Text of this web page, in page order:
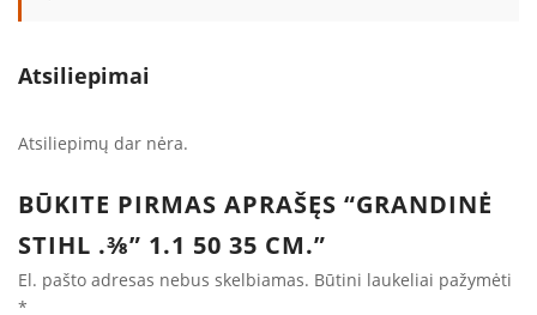
Atsiliepimai
Atsiliepimų dar nėra.
BŪKITE PIRMAS APRAŠĘS “GRANDINĖ
STIHL .⅜” 1.1 50 35 CM.”
El. pašto adresas nebus skelbiamas. Būtini laukeliai pažymėti
*